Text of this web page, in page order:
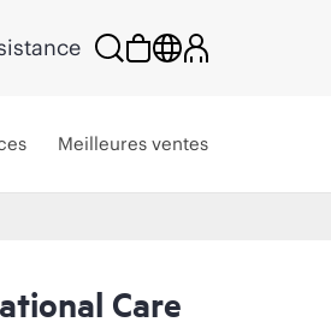
Meilleures ventes
Care